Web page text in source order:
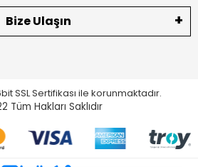
Bize Ulaşın
SSL Sertifikası ile korunmaktadır.
Tüm Hakları Saklıdır